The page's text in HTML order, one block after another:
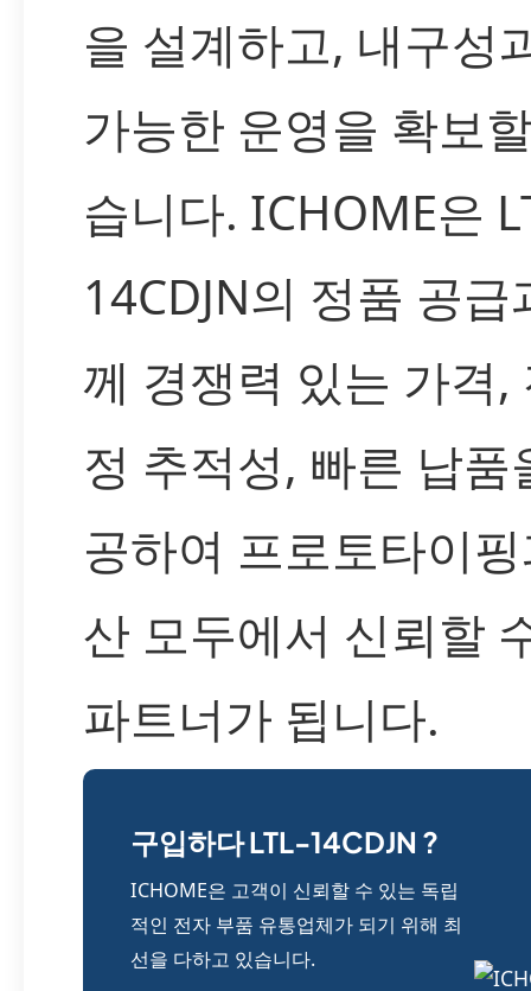
을 설계하고, 내구성
가능한 운영을 확보
습니다. ICHOME은
14CDJN의 정품 공급
께 경쟁력 있는 가격,
정 추적성, 빠른 납품
공하여 프로토타이
산 모두에서 신뢰할
파트너가 됩니다.
구입하다 LTL-14CDJN ?
ICHOME은 고객이 신뢰할 수 있는 독립
적인 전자 부품 유통업체가 되기 위해 최
선을 다하고 있습니다.